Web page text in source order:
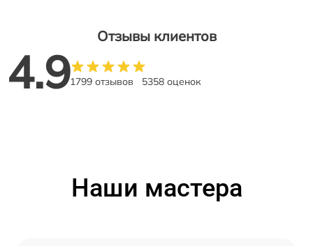
Отзывы клиентов
4.91799 отзывов 5358 оценок
Наши мастера